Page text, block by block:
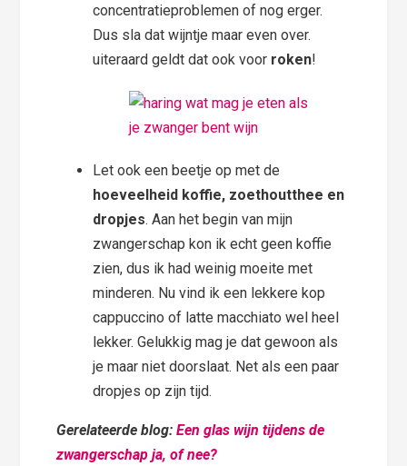
concentratieproblemen of nog erger.
Dus sla dat wijntje maar even over.
uiteraard geldt dat ook voor roken!
Let ook een beetje op met de
hoeveelheid koffie, zoethoutthee en
dropjes. Aan het begin van mijn
zwangerschap kon ik echt geen koffie
zien, dus ik had weinig moeite met
minderen. Nu vind ik een lekkere kop
cappuccino of latte macchiato wel heel
lekker. Gelukkig mag je dat gewoon als
je maar niet doorslaat. Net als een paar
dropjes op zijn tijd.
Gerelateerde blog:Een glas wijn tijdens de
zwangerschap ja, of nee?